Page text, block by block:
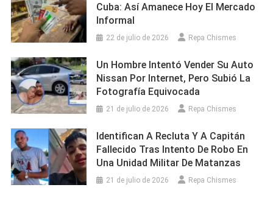
Cuba: Así Amanece Hoy El Mercado
Informal
22 de julio de 2026 Repa Chismes
Un Hombre Intentó Vender Su Auto
Nissan Por Internet, Pero Subió La
Fotografía Equivocada
21 de julio de 2026 Repa Chismes
Identifican A Recluta Y A Capitán
Fallecido Tras Intento De Robo En
Una Unidad Militar De Matanzas
21 de julio de 2026 Repa Chismes